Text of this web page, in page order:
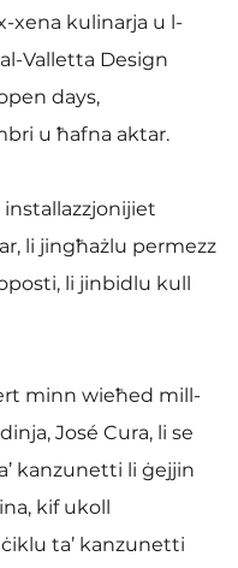
xena kulinarja u l-
Valletta Design
days,
u ħafna aktar.
li jingħażlu permezz
li jinbidlu kull
minn wieħed mill-
José Cura, li se
kanzunetti li ġejjin
kif ukoll
ta’ kanzunetti